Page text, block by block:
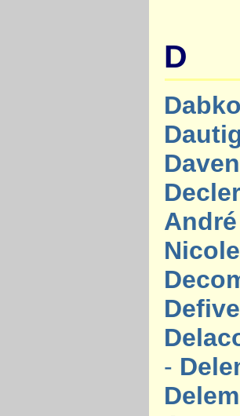
D
André
Nicole
-